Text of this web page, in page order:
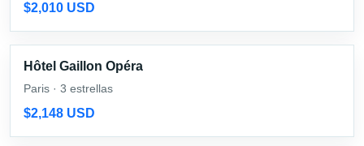
$2,010 USD
Hôtel Gaillon Opéra
Paris · 3 estrellas
$2,148 USD